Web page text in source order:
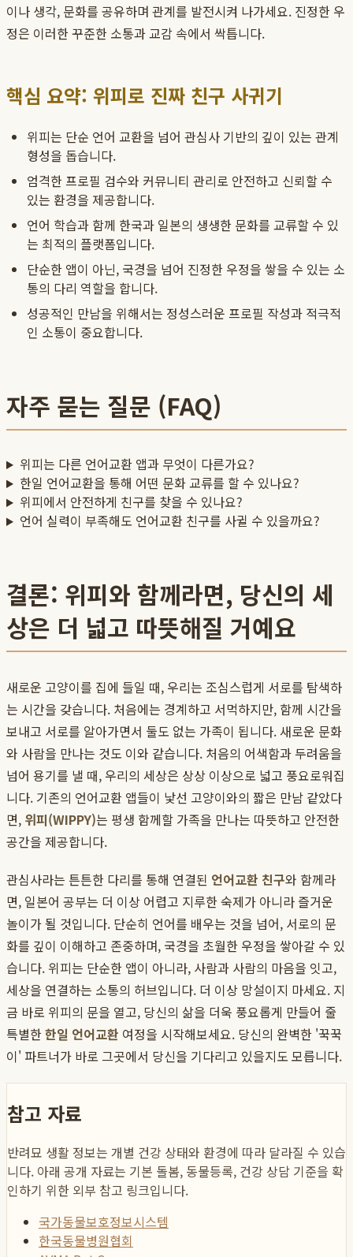
이나 생각, 문화를 공유하며 관계를 발전시켜 나가세요. 진정한 우
정은 이러한 꾸준한 소통과 교감 속에서 싹틉니다.
핵심 요약: 위피로 진짜 친구 사귀기
위피는 단순 언어 교환을 넘어 관심사 기반의 깊이 있는 관계
형성을 돕습니다.
엄격한 프로필 검수와 커뮤니티 관리로 안전하고 신뢰할 수
있는 환경을 제공합니다.
언어 학습과 함께 한국과 일본의 생생한 문화를 교류할 수 있
는 최적의 플랫폼입니다.
단순한 앱이 아닌, 국경을 넘어 진정한 우정을 쌓을 수 있는 소
통의 다리 역할을 합니다.
성공적인 만남을 위해서는 정성스러운 프로필 작성과 적극적
인 소통이 중요합니다.
자주 묻는 질문 (FAQ)
위피는 다른 언어교환 앱과 무엇이 다른가요?
한일 언어교환을 통해 어떤 문화 교류를 할 수 있나요?
위피에서 안전하게 친구를 찾을 수 있나요?
언어 실력이 부족해도 언어교환 친구를 사귈 수 있을까요?
결론: 위피와 함께라면, 당신의 세
상은 더 넓고 따뜻해질 거예요
새로운 고양이를 집에 들일 때, 우리는 조심스럽게 서로를 탐색하
는 시간을 갖습니다. 처음에는 경계하고 서먹하지만, 함께 시간을
보내고 서로를 알아가면서 둘도 없는 가족이 됩니다. 새로운 문화
와 사람을 만나는 것도 이와 같습니다. 처음의 어색함과 두려움을
넘어 용기를 낼 때, 우리의 세상은 상상 이상으로 넓고 풍요로워집
니다. 기존의 언어교환 앱들이 낯선 고양이와의 짧은 만남 같았다
면, 위피(WIPPY)는 평생 함께할 가족을 만나는 따뜻하고 안전한
공간을 제공합니다.
관심사라는 튼튼한 다리를 통해 연결된 언어교환 친구와 함께라
면, 일본어 공부는 더 이상 어렵고 지루한 숙제가 아니라 즐거운
놀이가 될 것입니다. 단순히 언어를 배우는 것을 넘어, 서로의 문
화를 깊이 이해하고 존중하며, 국경을 초월한 우정을 쌓아갈 수 있
습니다. 위피는 단순한 앱이 아니라, 사람과 사람의 마음을 잇고,
세상을 연결하는 소통의 허브입니다. 더 이상 망설이지 마세요. 지
금 바로 위피의 문을 열고, 당신의 삶을 더욱 풍요롭게 만들어 줄
특별한한일 언어교환 여정을 시작해보세요. 당신의 완벽한 '꾹꾹
이' 파트너가 바로 그곳에서 당신을 기다리고 있을지도 모릅니다.
참고 자료
반려묘 생활 정보는 개별 건강 상태와 환경에 따라 달라질 수 있습
니다. 아래 공개 자료는 기본 돌봄, 동물등록, 건강 상담 기준을 확
인하기 위한 외부 참고 링크입니다.
국가동물보호정보시스템
한국동물병원협회